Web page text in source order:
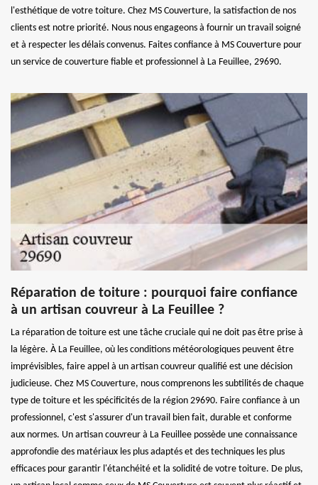
l'esthétique de votre toiture. Chez MS Couverture, la satisfaction de nos
clients est notre priorité. Nous nous engageons à fournir un travail soigné
et à respecter les délais convenus. Faites confiance à MS Couverture pour
un service de couverture fiable et professionnel à La Feuillee, 29690.
Réparation de toiture : pourquoi faire confiance
à un artisan couvreur à La Feuillee ?
La réparation de toiture est une tâche cruciale qui ne doit pas être prise à
la légère. À La Feuillee, où les conditions météorologiques peuvent être
imprévisibles, faire appel à un artisan couvreur qualifié est une décision
judicieuse. Chez MS Couverture, nous comprenons les subtilités de chaque
type de toiture et les spécificités de la région 29690. Faire confiance à un
professionnel, c'est s'assurer d'un travail bien fait, durable et conforme
aux normes. Un artisan couvreur à La Feuillee possède une connaissance
approfondie des matériaux les plus adaptés et des techniques les plus
efficaces pour garantir l'étanchéité et la solidité de votre toiture. De plus,